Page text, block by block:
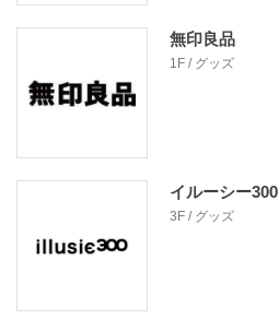
無印良品
1F / グッズ
イルーシー300
3F / グッズ